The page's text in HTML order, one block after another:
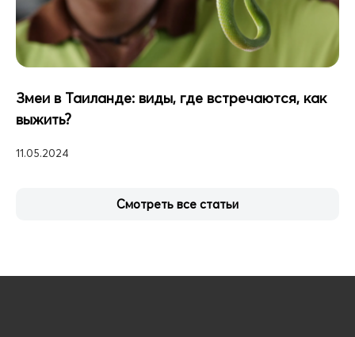
Змеи в Таиланде: виды, где встречаются, как
выжить?
11.05.2024
Смотреть все статьи